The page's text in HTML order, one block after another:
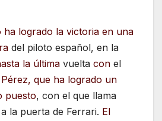
ha logrado la victoria en una
del piloto español, en la
la última vuelta con el
Pérez, que ha logrado un
puesto, con el que llama
la puerta de Ferrari. El